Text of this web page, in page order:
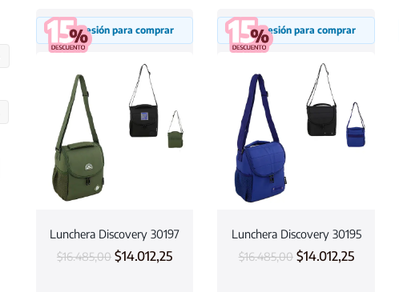
Inicia sesión para comprar
Lunchera Discovery 30197
$16.485,00 $14.012,25
Inicia sesión para comprar
Lunchera Discovery 30195
$16.485,00 $14.012,25